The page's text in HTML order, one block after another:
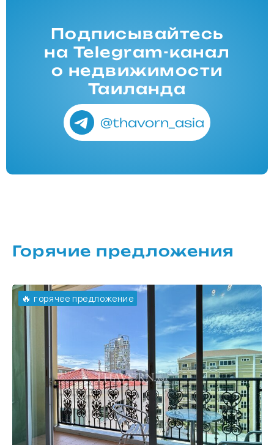
Подписывайтесь
на Telegram-канал
о недвижимости
Таиланда
@thavorn_asia
Горячие предложения
🔥 горячее предложение